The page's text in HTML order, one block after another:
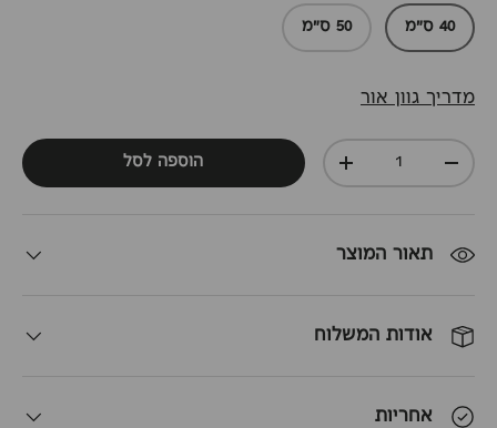
40 ס"מ 50 ס"מ
מדריך גוון אור
כמות
+ הוספה לסל
תאור המוצר
אודות המשלוח
אחריות